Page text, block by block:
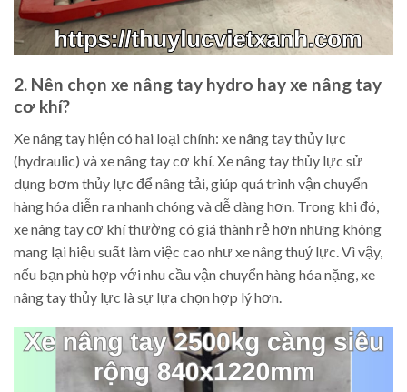
2. Nên chọn xe nâng tay hydro hay xe nâng tay
cơ khí?
Xe nâng tay hiện có hai loại chính: xe nâng tay thủy lực
(hydraulic) và xe nâng tay cơ khí. Xe nâng tay thủy lực sử
dụng bơm thủy lực để nâng tải, giúp quá trình vận chuyển
hàng hóa diễn ra nhanh chóng và dễ dàng hơn. Trong khi đó,
xe nâng tay cơ khí thường có giá thành rẻ hơn nhưng không
mang lại hiệu suất làm việc cao như xe nâng thuỷ lực. Vì vậy,
nếu bạn phù hợp với nhu cầu vận chuyển hàng hóa nặng, xe
nâng tay thủy lực là sự lựa chọn hợp lý hơn.